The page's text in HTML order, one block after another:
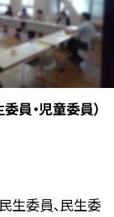
委員・児童委員）
生委員、民生委